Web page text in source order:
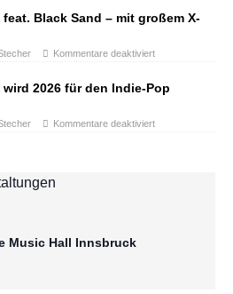
Black Sand – mit großem X-
Kommentare deaktiviert
2026 für den Indie-Pop
Kommentare deaktiviert
Music Hall Innsbruck